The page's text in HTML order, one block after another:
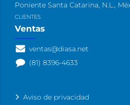
Poniente Santa Catarina, N.L.,
CLIENTES
Ventas
ventas@diasa.net
(81) 8396-4633
Aviso de privacidad